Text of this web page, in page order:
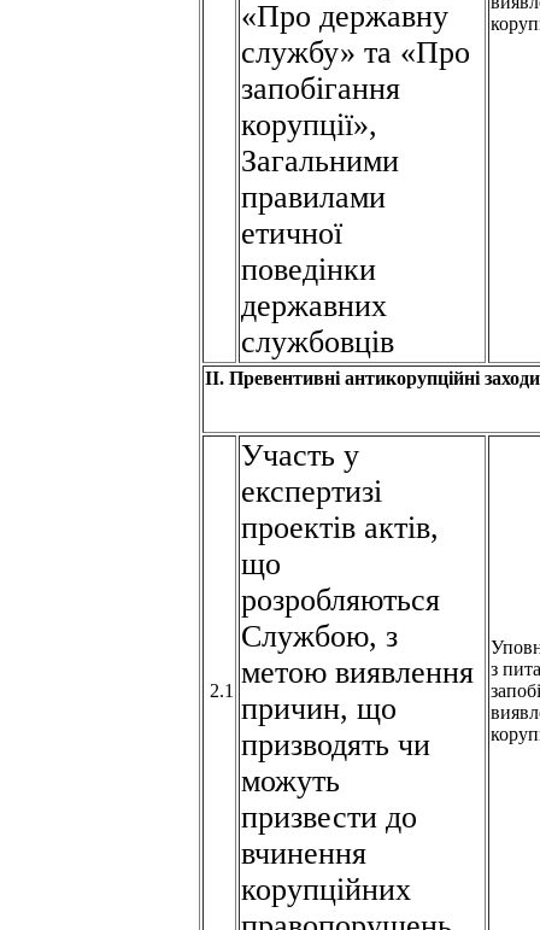
«Про державну
службу» та «Про
запобігання
корупції»,
Загальними
правилами
етичної
поведінки
державних
службовців
ІІ. Превентивні антикорупційні заходи
2.1
Участь у
експертизі
проектів актів,
що
розробляються
Службою, з
метою виявлення
причин, що
призводять чи
можуть
призвести до
вчинення
корупційних
з